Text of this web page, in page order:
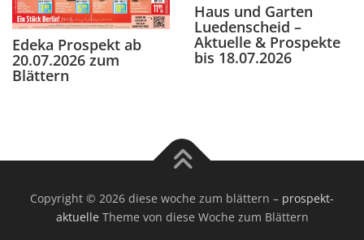
Edeka Prospekt ab
20.07.2026 zum
Blättern
Haus und Garten
Luedenscheid –
Aktuelle & Prospekte
bis 18.07.2026
Copyright © 2026 diese woche zum blättern – prospekt-
aktuelle Theme von diese Woche zum Blättern